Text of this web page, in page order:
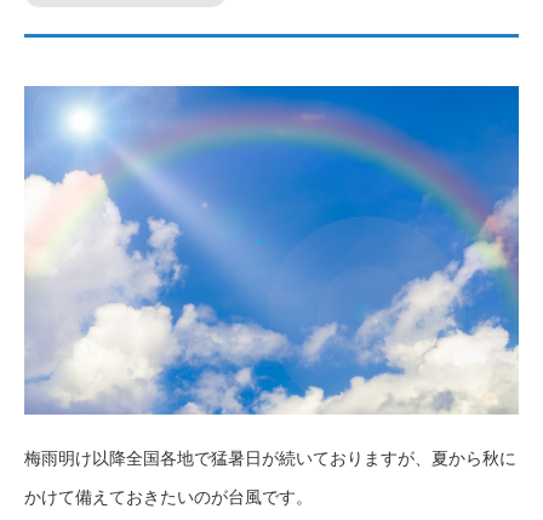
梅雨明け以降全国各地で猛暑日が続いておりますが、夏から秋に
かけて備えておきたいのが台風です。